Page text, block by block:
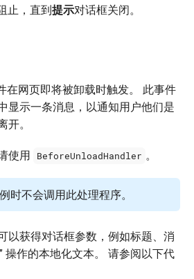
止，直到提示对话框关闭。
在网页即将被卸载时触发。 此事件
显示一条消息，以通知用户他们是
。
使用 BeforeUnloadHandler 。
时不会调用此处理程序。
以获得对话框参数，例如标题、消
操作的本地化文本。 请参阅以下代